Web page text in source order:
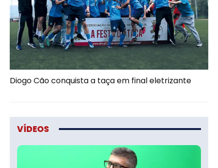
Diogo Cão conquista a taça em final eletrizante
VÍDEOS